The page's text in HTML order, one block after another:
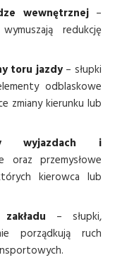
wewnętrznej–
redukcję
toru jazdy– słupki
odblaskowe
zmiany kierunku lub
wyjazdach i
przemysłowe
kierowca lub
– słupki,
porządkują ruch